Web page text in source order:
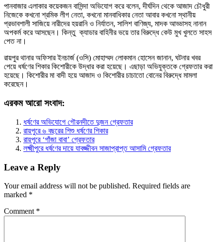
পানবাজার এলাকার কয়েকজন বাসিন্দা অভিযোগ করে বলেন, দীর্ঘদিন থেকে আজাদ চৌধুরী
নিজেকে কখনো শ্রমিক লীগ নেতা, কখনো মানবাধিকার নেতা আবার কখনো স্থানীয়
প্রভাবশালী সাজিয়ে নারীদের হয়রানি ও নির্যাতন, সালিশ বাণিজ্য, মাদক আড্ডাসহ নানান
অপকর্ম করে আসছেন। কিন্তু ক্যাডার বাহিনীর ভয়ে তার বিরুদ্ধে কেউ মুখ খুলতে সাহস
পেত না।
রায়পুর থানার অফিসার ইনচার্জ (ওসি) মোহাম্মদ লোকমান হোসেন জানান, ঘটনার খবর
পেয়ে ধর্ষণের শিকার কিশোরীকে উদ্ধার করা হয়েছে। এছাড়া অভিযুক্তকে গ্রেফতার করা
হয়েছে। কিশোরীর মা বাদী হয়ে আজাদ ও কিশোরীর চাচাতো বোনের বিরুদ্ধে মামলা
করেছেন।
এরকম আরো সংবাদ:
ধর্ষণের অভিযোগে গৌরনদীতে দুজন গ্রেফতার
রায়পুরে ৬ বছরের শিশু ধর্ষণের শিকার
রায়পুরে ‘গাঁজা বাবা’ গ্রেফতার
লক্ষ্মীপুরে ধর্ষণের দায়ে যাবজ্জীবন সাজাপ্রাপ্ত আসামি গ্রেফতার
Leave a Reply
Your email address will not be published. Required fields are
marked *
Comment *